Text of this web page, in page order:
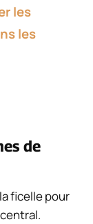
les
les
de
ficelle pour